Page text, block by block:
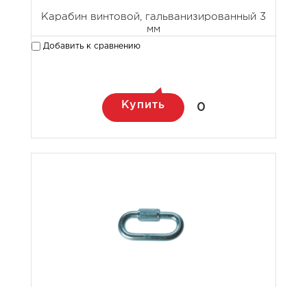
Карабин винтовой, гальванизированный 3
мм
Добавить к сравнению
Купить 0